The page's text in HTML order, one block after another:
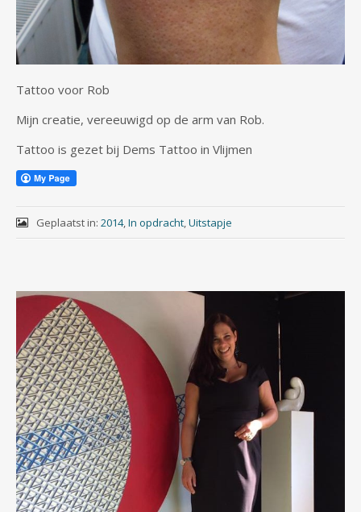
Tattoo voor Rob
Mijn creatie, vereeuwigd op de arm van Rob.
Tattoo is gezet bij Dems Tattoo in Vlijmen
Geplaatst in: 2014, In opdracht, Uitstapje